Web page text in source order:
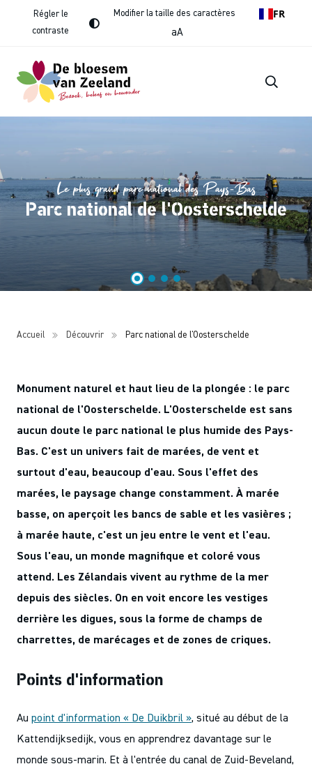
Régler le
contraste
Modifier la taille des caractères
aA
FR
Le plus grand parc national des Pays-Bas
Parc national de l'Oosterschelde
Accueil Découvrir Parc national de l'Oosterschelde
Monument naturel et haut lieu de la plongée : le parc
national de l'Oosterschelde. L'Oosterschelde est sans
aucun doute le parc national le plus humide des Pays-
Bas. C'est un univers fait de marées, de vent et
surtout d'eau, beaucoup d'eau. Sous l'effet des
marées, le paysage change constamment. À marée
basse, on aperçoit les bancs de sable et les vasières ;
à marée haute, c'est un jeu entre le vent et l'eau.
Sous l'eau, un monde magnifique et coloré vous
attend. Les Zélandais vivent au rythme de la mer
depuis des siècles. On en voit encore les vestiges
derrière les digues, sous la forme de champs de
charrettes, de marécages et de zones de criques.
Points d'information
Au point d'information « De Duikbril », situé au début de la
Kattendijksedijk, vous en apprendrez davantage sur le
monde sous-marin. Et à l'entrée du canal de Zuid-Beveland,